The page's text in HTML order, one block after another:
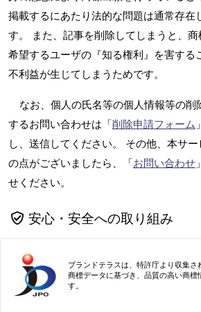
掲載するにあたり法的な問題は通常存在
す。 また、記事を削除してしまうと、
希望するユーザの『知る権利』を害する
不利益が生じてしまうためです。
なお、個人の氏名等の個人情報等の削
するお問い合わせは「削除申請フォーム
し、送信してください。 その他、本サ
の点がございましたら、「お問い合わせ
せください。
安心・安全への取り組み
ブランドテラスは、特許庁より収集
商標データに基づき、品質の高い商標
す。